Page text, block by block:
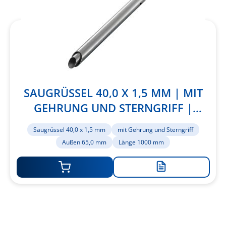
SAUGRÜSSEL 40,0 X 1,5 MM | MIT
GEHRUNG UND STERNGRIFF |
AUSSEN 65,0 MM | LÄNGE 1000 MM
Saugrüssel 40,0 x 1,5 mm
mit Gehrung und Sterngriff
Außen 65,0 mm
Länge 1000 mm
Zur